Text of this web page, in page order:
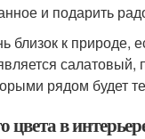
и подарить
к природе,
салатовый,
рядом будет
цвета в